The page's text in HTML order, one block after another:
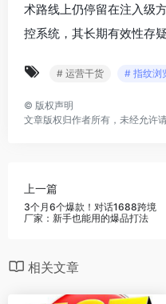
术路线上仍停留在注入级
控系统，其长期有效性存疑
# 运营干货 # 指纹浏
© 版权声明
文章版权归作者所有，未经允许请
上一篇
3个月6个爆款！对话1688跨境
厂家：新手也能用的爆品打法
相关文章